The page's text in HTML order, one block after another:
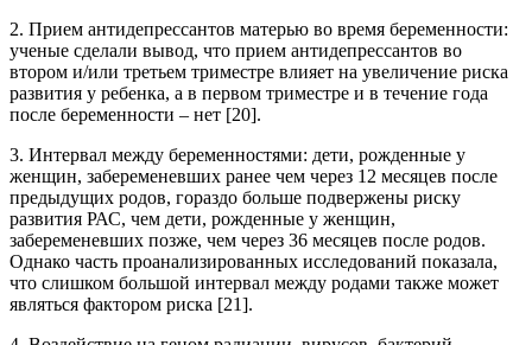
2. Прием антидепрессантов матерью во время беременности:
ученые сделали вывод, что прием антидепрессантов во
втором и/или третьем триместре влияет на увеличение риска
развития у ребенка, а в первом триместре и в течение года
после беременности – нет [20].
3. Интервал между беременностями: дети, рожденные у
женщин, забеременевших ранее чем через 12 месяцев после
предыдущих родов, гораздо больше подвержены риску
развития РАС, чем дети, рожденные у женщин,
забеременевших позже, чем через 36 месяцев после родов.
Однако часть проанализированных исследований показала,
что слишком большой интервал между родами также может
являться фактором риска [21].